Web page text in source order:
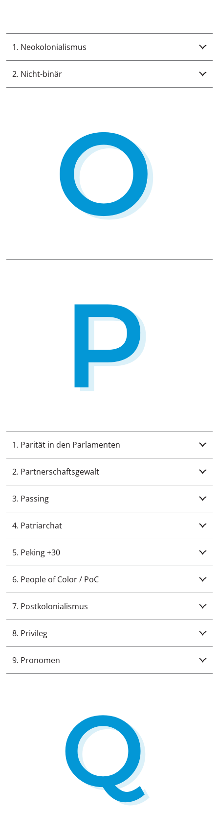
1. Neokolonialismus
2. Nicht-binär
1. Parität in den Parlamenten
2. Partnerschaftsgewalt
3. Passing
4. Patriarchat
5. Peking +30
6. People of Color / PoC
7. Postkolonialismus
8. Privileg
9. Pronomen